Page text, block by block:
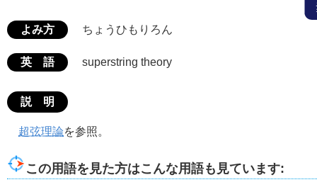
よみ方 ちょうひもりろん
英 語 superstring theory
説 明
超弦理論を参照。
この用語を見た方はこんな用語も見ています: